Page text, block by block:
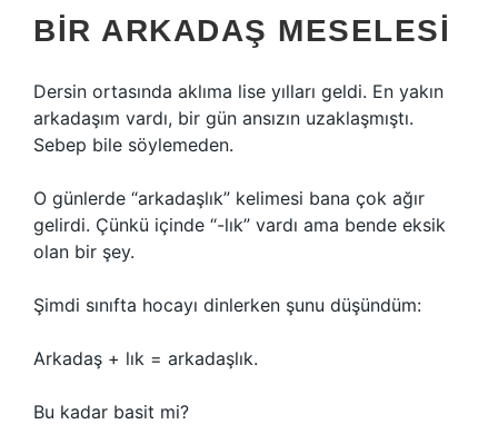
BIR ARKADAŞ MESELESI
Dersin ortasında aklıma lise yılları geldi. En yakın
arkadaşım vardı, bir gün ansızın uzaklaşmıştı.
Sebep bile söylemeden.
O günlerde “arkadaşlık” kelimesi bana çok ağır
gelirdi. Çünkü içinde “-lık” vardı ama bende eksik
olan bir şey.
Şimdi sınıfta hocayı dinlerken şunu düşündüm:
Arkadaş + lık = arkadaşlık.
Bu kadar basit mi?